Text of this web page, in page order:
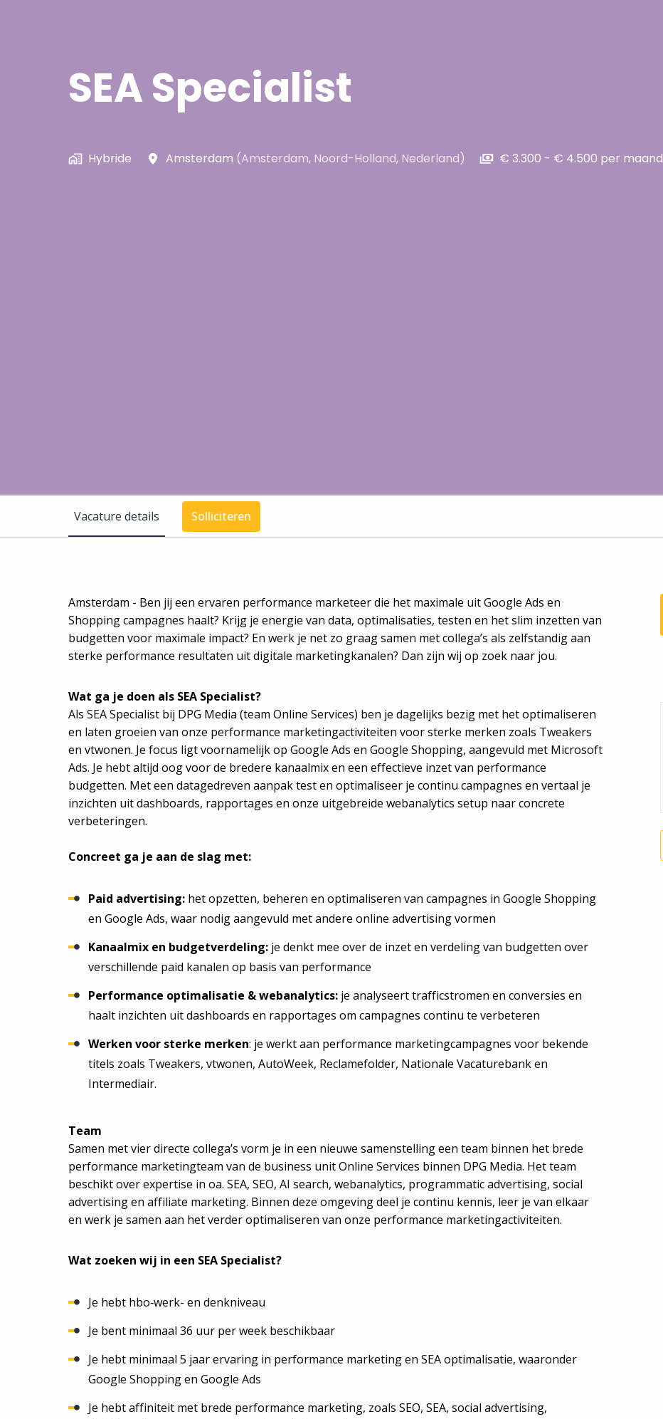
SEA Specialist
Hybride Amsterdam (Amsterdam, Noord-Holland, Nederland) € 3.300 - € 4.500 per maand
Vacature details Solliciteren
Amsterdam - Ben jij een ervaren performance marketeer die het maximale uit Google Ads en
Shopping campagnes haalt? Krijg je energie van data, optimalisaties, testen en het slim inzetten van
budgetten voor maximale impact? En werk je net zo graag samen met collega’s als zelfstandig aan
sterke performance resultaten uit digitale marketingkanalen? Dan zijn wij op zoek naar jou.
Wat ga je doen als SEA Specialist?
Als SEA Specialist bij DPG Media (team Online Services) ben je dagelijks bezig met het optimaliseren
en laten groeien van onze performance marketingactiviteiten voor sterke merken zoals Tweakers
en vtwonen. Je focus ligt voornamelijk op Google Ads en Google Shopping, aangevuld met Microsoft
Ads. Je hebtaltijd oog voor de bredere kanaalmix en een effectieve inzet van performance
budgetten. Met een datagedreven aanpak test en optimaliseer je continu campagnes en vertaal je
inzichten uit dashboards, rapportages en onze uitgebreide webanalytics setup naar concrete
verbeteringen.
Concreet ga je aan de slag met:
Paid advertising: het opzetten, beheren en optimaliseren van campagnes in Google Shopping
en Google Ads, waar nodig aangevuld met andere online advertising vormen
Kanaalmix en budgetverdeling: je denkt mee over de inzet en verdeling van budgetten over
verschillende paid kanalen op basis van performance
Performance optimalisatie & webanalytics: je analyseert trafficstromen en conversies en
haalt inzichten uit dashboards en rapportages om campagnes continu te verbeteren
Werken voor sterke merken: je werkt aan performance marketingcampagnes voor bekende
titels zoals Tweakers, vtwonen, AutoWeek, Reclamefolder, Nationale Vacaturebank en
Intermediair.
Team
Samen met vier directe collega’s vorm je in een nieuwe samenstelling een team binnen het brede
performance marketingteam van de business unit Online Services binnen DPG Media. Het team
beschikt over expertise in oa. SEA, SEO, AI search, webanalytics, programmatic advertising, social
advertising en affiliate marketing. Binnen deze omgeving deel je continu kennis, leer je van elkaar
en werk je samen aan het verder optimaliseren van onze performance marketingactiviteiten.
Wat zoeken wij in een SEA Specialist?
Je hebt hbo‑werk- en denkniveau
Je bent minimaal 36 uur per week beschikbaar
Je hebt minimaal 5 jaar ervaring in performance marketing en SEA optimalisatie, waaronder
Google Shopping en Google Ads
Je hebt affiniteit met brede performance marketing, zoals SEO, SEA, social advertising,